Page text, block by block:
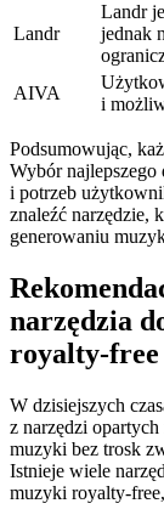
Landr
Landr
jednak
AIVA
i
Podsumowując,
Wybór
i potrzeb
znaleźć narzędzie,
generowaniu
narzędzia
royalty-free
W dzisiejszych
z narzędzi
muzyki bez trosk
Istnieje wiele
muzyki royalty-